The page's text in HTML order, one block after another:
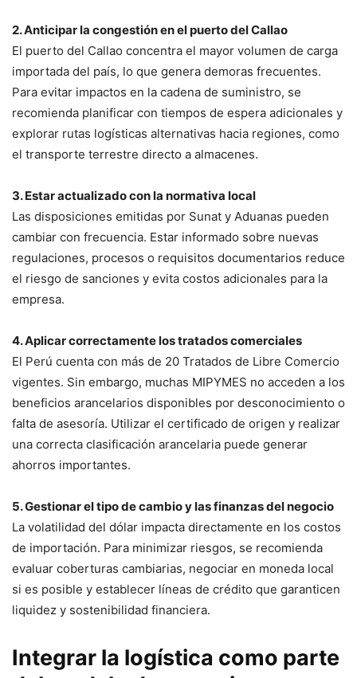
2. Anticipar la congestión en el puerto del Callao
El puerto del Callao concentra el mayor volumen de carga
importada del país, lo que genera demoras frecuentes.
Para evitar impactos en la cadena de suministro, se
recomienda planificar con tiempos de espera adicionales y
explorar rutas logísticas alternativas hacia regiones, como
el transporte terrestre directo a almacenes.
3. Estar actualizado con la normativa local
Las disposiciones emitidas por Sunat y Aduanas pueden
cambiar con frecuencia. Estar informado sobre nuevas
regulaciones, procesos o requisitos documentarios reduce
el riesgo de sanciones y evita costos adicionales para la
empresa.
4. Aplicar correctamente los tratados comerciales
El Perú cuenta con más de 20 Tratados de Libre Comercio
vigentes. Sin embargo, muchas MIPYMES no acceden a los
beneficios arancelarios disponibles por desconocimiento o
falta de asesoría. Utilizar el certificado de origen y realizar
una correcta clasificación arancelaria puede generar
ahorros importantes.
5. Gestionar el tipo de cambio y las finanzas del negocio
La volatilidad del dólar impacta directamente en los costos
de importación. Para minimizar riesgos, se recomienda
evaluar coberturas cambiarias, negociar en moneda local
si es posible y establecer líneas de crédito que garanticen
liquidez y sostenibilidad financiera.
Integrar la logística como parte